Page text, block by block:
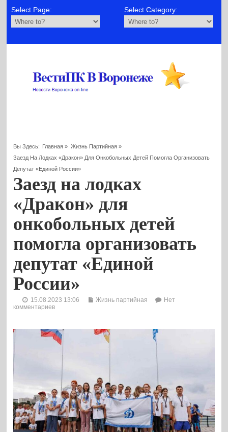
Select Page: Select Category:
Вы Здесь: Главная » Жизнь Партийная»
Заезд На Лодках «Дракон» Для Онкобольных Детей Помогла Организовать
Депутат «Единой России»
Заезд на лодках
«Дракон» для
онкобольных детей
помогла организовать
депутат «Единой
России»
15.08.2023 13:06 Жизнь партийная
Нет
комментариев